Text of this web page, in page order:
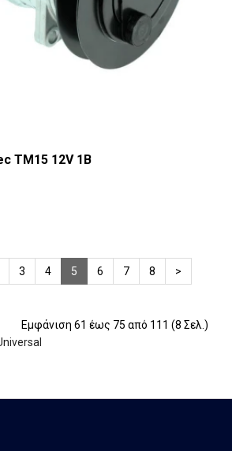
TM15 12V 1B
3 4 5 6 7 8 >
Εμφάνιση 61 έως 75 από 111 (8 Σελ.)